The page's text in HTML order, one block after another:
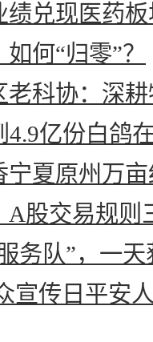
绩兑现医药
何“归零”？
老科协：深
4.9亿份白鸽
宁夏原州万
A股交易规则
务队”，一
宣传日平安